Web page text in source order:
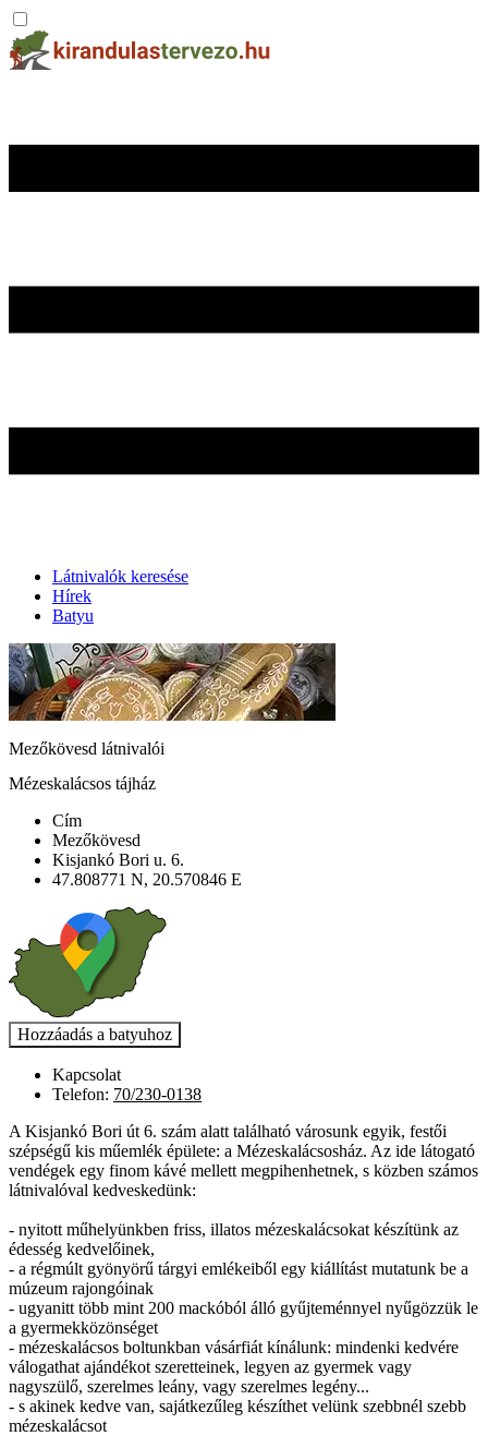
Látnivalók keresése
Hírek
Batyu
Mezőkövesd látnivalói
Mézeskalácsos tájház
Cím
Mezőkövesd
Kisjankó Bori u. 6.
47.808771 N, 20.570846 E
Kapcsolat
Telefon: 70/230-0138
A Kisjankó Bori út 6. szám alatt található városunk egyik, festői
szépségű kis műemlék épülete: a Mézeskalácsosház. Az ide látogató
vendégek egy finom kávé mellett megpihenhetnek, s közben számos
látnivalóval kedveskedünk:
- nyitott műhelyünkben friss, illatos mézeskalácsokat készítünk az
édesség kedvelőinek,
- a régmúlt gyönyörű tárgyi emlékeiből egy kiállítást mutatunk be a
múzeum rajongóinak
- ugyanitt több mint 200 mackóból álló gyűjteménnyel nyűgözzük le
a gyermekközönséget
- mézeskalácsos boltunkban vásárfiát kínálunk: mindenki kedvére
válogathat ajándékot szeretteinek, legyen az gyermek vagy
nagyszülő, szerelmes leány, vagy szerelmes legény...
- s akinek kedve van, sajátkezűleg készíthet velünk szebbnél szebb
mézeskalácsot